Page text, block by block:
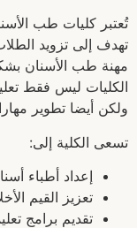
تُعتبر كليات طب
تهدف إلى تزويد
مهنة طب الأسنان
الكليات ليس فقط
ولكن أيضا تطوير
تسعى الكلية إلى:
إعداد أطباء
تعزيز القيم
تقديم برامج